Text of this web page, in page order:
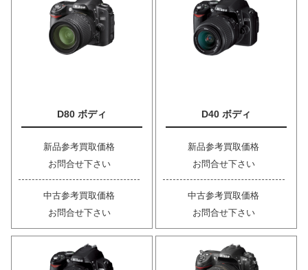
D80 ボディ
新品参考買取価格
お問合せ下さい
中古参考買取価格
お問合せ下さい
D40 ボディ
新品参考買取価格
お問合せ下さい
中古参考買取価格
お問合せ下さい